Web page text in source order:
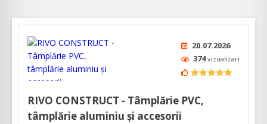
20.07.2026
374vizualizari
RIVO CONSTRUCT - Tâmplărie PVC,
tâmplărie aluminiu şi accesorii